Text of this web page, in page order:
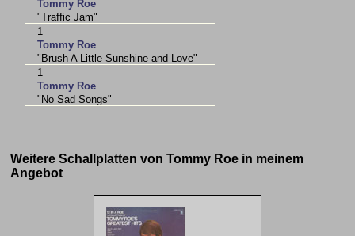
Tommy Roe
"Traffic Jam"
1
Tommy Roe
"Brush A Little Sunshine and Love"
1
Tommy Roe
"No Sad Songs"
Weitere Schallplatten von Tommy Roe in meinem
Angebot